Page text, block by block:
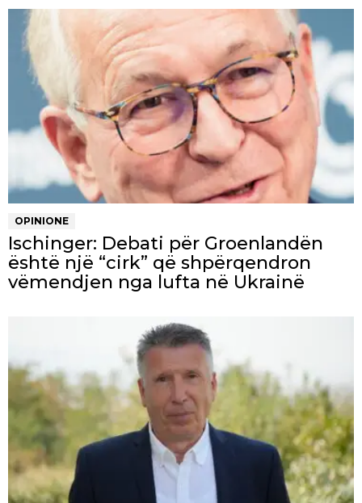
OPINIONE
Ischinger: Debati për Groenlandën
është një “cirk” që shpërqendron
vëmendjen nga lufta në Ukrainë